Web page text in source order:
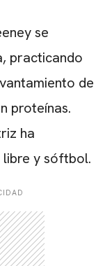
se
practicando
de
proteínas.
ha
y sóftbol.